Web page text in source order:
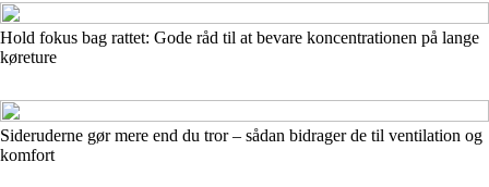
Hold fokus bag rattet: Gode råd til at bevare koncentrationen på lange
køreture
Sideruderne gør mere end du tror – sådan bidrager de til ventilation og
komfort